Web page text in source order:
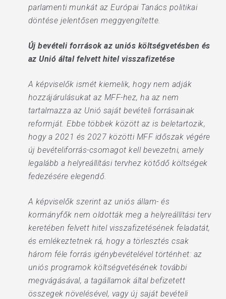
parlamenti munkát az Európai Tanács politikai
döntése jelentősen meggyengítette.
Új bevételi források az uniós költségvetésben és
az Unió által felvett hitel visszafizetése
A képviselők ismét kiemelik, hogy nem adják
hozzájárulásukat az MFF-hez, ha az nem
tartalmazza az Unió saját bevételi forrásainak
reformját. Ebbe többek között az is beletartozik,
hogy a 2021 és 2027 közötti MFF időszak végére
új bevételiforrás-csomagot kell bevezetni, amely
legalább a helyreállítási tervhez kötődő költségek
fedezésére elegendő.
A képviselők szerint az uniós állam- és
kormányfők nem oldották meg a helyreállítási terv
keretében felvett hitel visszafizetésének feladatát,
és emlékeztetnek rá, hogy a törlesztés csak
három féle forrás igénybevételével történhet: az
uniós programok költségvetésének további
megvágásával, a tagállamok által befizetett
összegek növelésével, vagy új saját bevételi